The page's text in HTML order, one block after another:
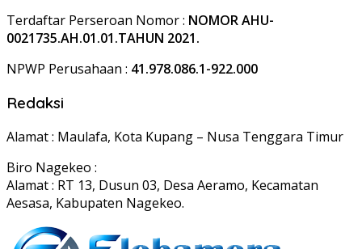
Terdaftar Perseroan Nomor : NOMOR AHU-
0021735.AH.01.01.TAHUN 2021.
NPWP Perusahaan : 41.978.086.1-922.000
Redaksi
Alamat : Maulafa, Kota Kupang – Nusa Tenggara Timur
Biro Nagekeo :
Alamat : RT 13, Dusun 03, Desa Aeramo, Kecamatan
Aesasa, Kabupaten Nagekeo.